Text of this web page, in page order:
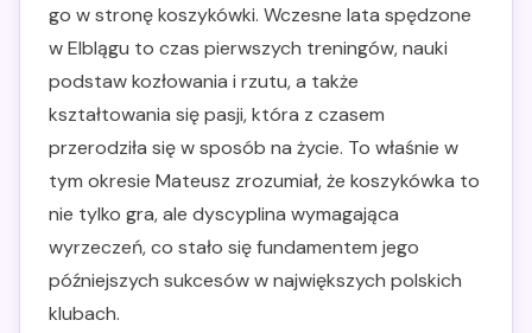
go w stronę koszykówki. Wczesne lata spędzone
w Elblągu to czas pierwszych treningów, nauki
podstaw kozłowania i rzutu, a także
kształtowania się pasji, która z czasem
przerodziła się w sposób na życie. To właśnie w
tym okresie Mateusz zrozumiał, że koszykówka to
nie tylko gra, ale dyscyplina wymagająca
wyrzeczeń, co stało się fundamentem jego
późniejszych sukcesów w największych polskich
klubach.